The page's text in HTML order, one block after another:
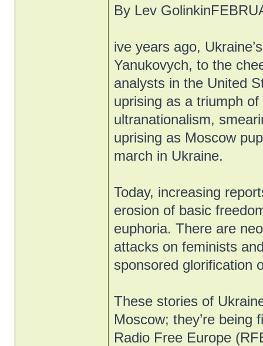
By Lev
ive years ago,
Yanukovych, to the
analysts in the United
uprising as a triumph
ultranationalism,
uprising as Moscow
march in Ukraine.
Today, increasing
erosion of basic
euphoria. There are
attacks on feminists
sponsored glorification
These stories of
Moscow; they’re being
Radio Free Europe